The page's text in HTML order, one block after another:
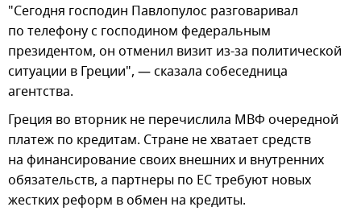
"Сегодня господин Павлопулос разговаривал
по телефону с господином федеральным
президентом, он отменил визит из-за политической
ситуации в Греции", — сказала собеседница
агентства.
Греция во вторник не перечислила МВФ очередной
платеж по кредитам. Стране не хватает средств
на финансирование своих внешних и внутренних
обязательств, а партнеры по ЕС требуют новых
жестких реформ в обмен на кредиты.